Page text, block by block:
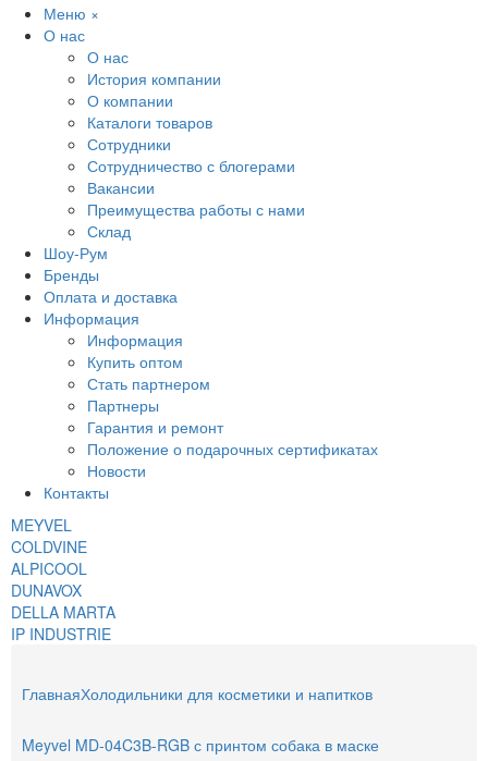
Меню ×
О нас
О нас
История компании
О компании
Каталоги товаров
Сотрудники
Сотрудничество с блогерами
Вакансии
Преимущества работы с нами
Склад
Шоу-Рум
Бренды
Оплата и доставка
Информация
Информация
Купить оптом
Стать партнером
Партнеры
Гарантия и ремонт
Положение о подарочных сертификатах
Новости
Контакты
MEYVEL
COLDVINE
ALPICOOL
DUNAVOX
DELLA MARTA
IP INDUSTRIE
ГлавнаяХолодильники для косметики и напитков
Meyvel MD-04C3B-RGB с принтом собака в маске